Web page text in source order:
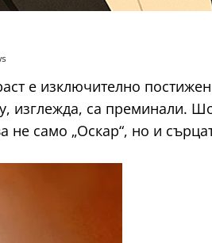
е изключително
изглежда, са преминали.
не само „Оскар“, но и